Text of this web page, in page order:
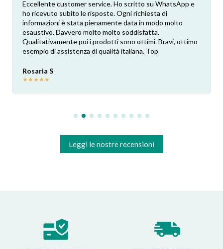
Eccellente customer service. Ho scritto su WhatsApp e
ho ricevuto subito le risposte. Ogni richiesta di
informazioni è stata pienamente data in modo molto
esaustivo. Davvero molto molto soddisfatta.
Qualitativamente poi i prodotti sono ottimi. Bravi, ottimo
esempio di assistenza di qualità italiana. Top
Rosaria S
★★★★★
Leggi le nostre recensioni